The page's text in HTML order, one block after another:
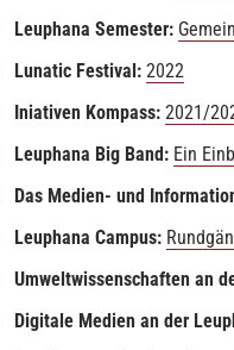
Leuphana Semester:
Lunatic Festival: 2022
Iniativen Kompass: 2021/
Leuphana Big Band: Ein
Das Medien- und
Leuphana Campus:
Umweltwissenschaften an
Digitale Medien an der